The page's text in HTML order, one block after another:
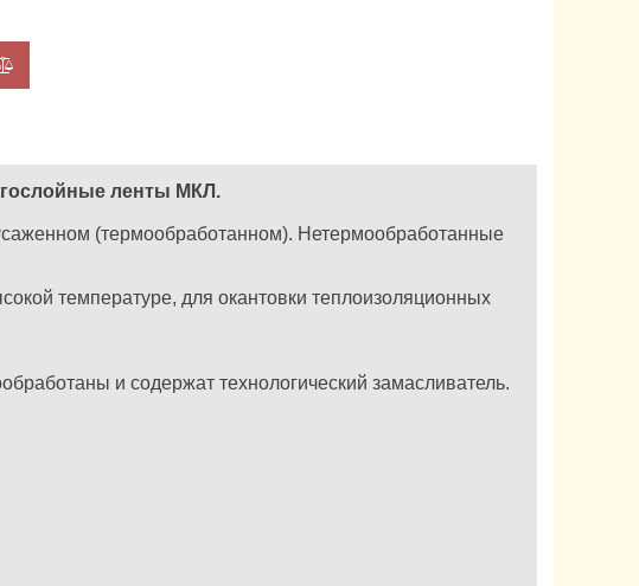
ленты МКЛ.
(термообработанном). Нетермообработанные
температуре, для окантовки теплоизоляционных
и содержат технологический замасливатель.